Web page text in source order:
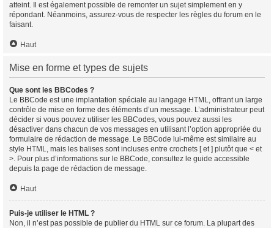
atteint. Il est également possible de remonter un sujet simplement en y
répondant. Néanmoins, assurez-vous de respecter les règles du forum en le
faisant.
Haut
Mise en forme et types de sujets
Que sont les BBCodes ?
Le BBCode est une implantation spéciale au langage HTML, offrant un large
contrôle de mise en forme des éléments d’un message. L’administrateur peut
décider si vous pouvez utiliser les BBCodes, vous pouvez aussi les
désactiver dans chacun de vos messages en utilisant l’option appropriée du
formulaire de rédaction de message. Le BBCode lui-même est similaire au
style HTML, mais les balises sont incluses entre crochets [ et ] plutôt que < et
>. Pour plus d’informations sur le BBCode, consultez le guide accessible
depuis la page de rédaction de message.
Haut
Puis-je utiliser le HTML ?
Non, il n’est pas possible de publier du HTML sur ce forum. La plupart des